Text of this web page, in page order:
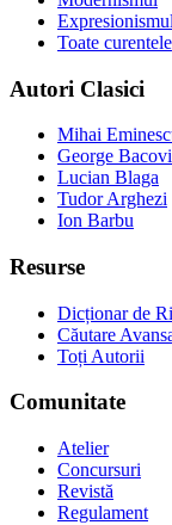
Expresionismul
Toate curentele
Autori Clasici
Mihai
George
Lucian Blaga
Tudor Arghezi
Ion Barbu
Resurse
Dicționar de
Căutare
Toți Autorii
Comunitate
Atelier
Concursuri
Revistă
Regulament